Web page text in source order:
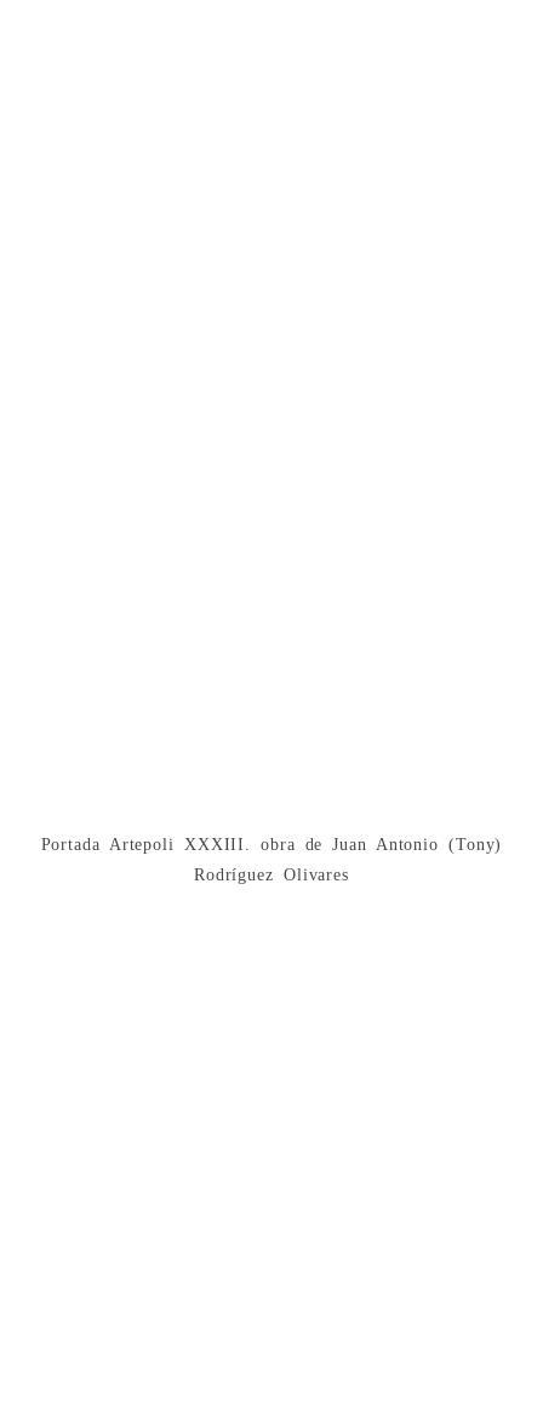
Portada Artepoli XXXIII. obra de Juan Antonio (Tony)
Rodríguez Olivares